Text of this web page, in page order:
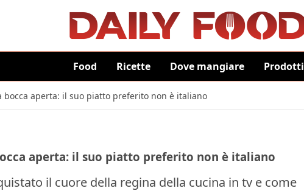
Food Ricette Dove mangiare Prodotti
bocca aperta: il suo piatto preferito non è italiano
aperta: il suo piatto preferito non è italiano
il cuore della regina della cucina in tv e come